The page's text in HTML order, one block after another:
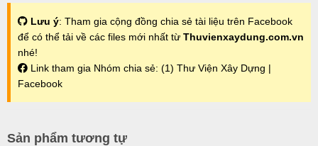
Lưu ý: Tham gia cộng đồng chia sẻ tài liệu trên Facebook
để có thể tải về các files mới nhất từ Thuvienxaydung.com.vn
nhé!
Link tham gia Nhóm chia sẻ: (1) Thư Viện Xây Dựng |
Facebook
Sản phẩm tương tự